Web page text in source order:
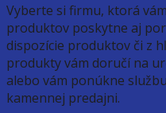
Vyberte si firmu, ktorá
produktov poskytne aj
dispozície produktov či z
produkty vám doručí na
alebo vám ponúkne
kamennej predajni.